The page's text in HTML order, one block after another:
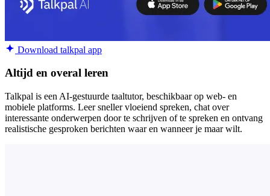
Download talkpal app
Altijd en overal leren
Talkpal is een AI-gestuurde taaltutor, beschikbaar op web- en
mobiele platforms. Leer sneller vloeiend spreken, chat over
interessante onderwerpen door te schrijven of te spreken en ontvang
realistische gesproken berichten waar en wanneer je maar wilt.